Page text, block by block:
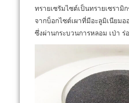
ทรายเซรัมไซต์เป็นทรายเซรา
จากบ็อกไซต์เผาที่มีอะลูมิเนียม
ซึ่งผ่านกระบวนการหลอม เป่า ร่